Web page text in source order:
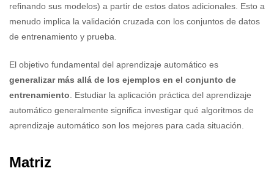
refinando sus modelos) a partir de estos datos adicionales. Esto a
menudo implica la validación cruzada con los conjuntos de datos
de entrenamiento y prueba.
El objetivo fundamental del aprendizaje automático es
generalizar más allá de los ejemplos en el conjunto de
entrenamiento . Estudiar la aplicación práctica del aprendizaje
automático generalmente significa investigar qué algoritmos de
aprendizaje automático son los mejores para cada situación.
Matriz